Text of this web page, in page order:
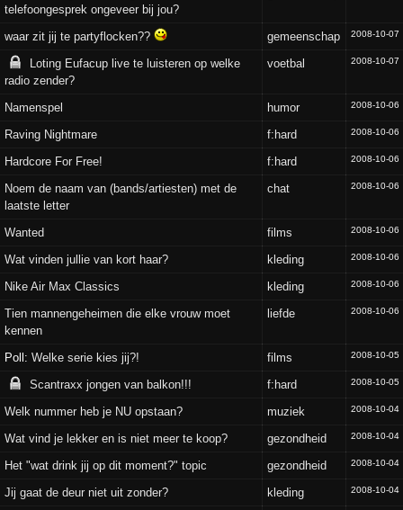
telefoongesprek ongeveer bij jou?
waar zit jij te partyflocken?? gemeenschap 2008-10-07
Loting Eufacup live te luisteren op welke
radio zender?
voetbal 2008-10-07
Namenspel humor 2008-10-06
Raving Nightmare f:hard 2008-10-06
Hardcore For Free! f:hard 2008-10-06
Noem de naam van (bands/artiesten) met de
laatste letter
chat 2008-10-06
Wanted films 2008-10-06
Wat vinden jullie van kort haar? kleding 2008-10-06
Nike Air Max Classics kleding 2008-10-06
Tien mannengeheimen die elke vrouw moet
kennen
liefde 2008-10-06
Poll:Welke serie kies jij?! films 2008-10-05
Scantraxx jongen van balkon!!! f:hard 2008-10-05
Welk nummer heb je NU opstaan? muziek 2008-10-04
Wat vind je lekker en is niet meer te koop? gezondheid 2008-10-04
Het "wat drink jij op dit moment?" topic gezondheid 2008-10-04
Jij gaat de deur niet uit zonder? kleding 2008-10-04